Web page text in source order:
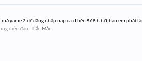
game 2 để đăng nhập nạp card bên 568 h hết hạn em phải
diễn đàn: Thắc Mắc